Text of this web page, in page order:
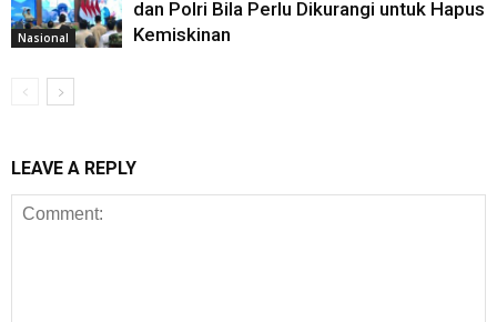
Nasional
dan Polri Bila Perlu Dikurangi untuk Hapus
Kemiskinan
LEAVE A REPLY